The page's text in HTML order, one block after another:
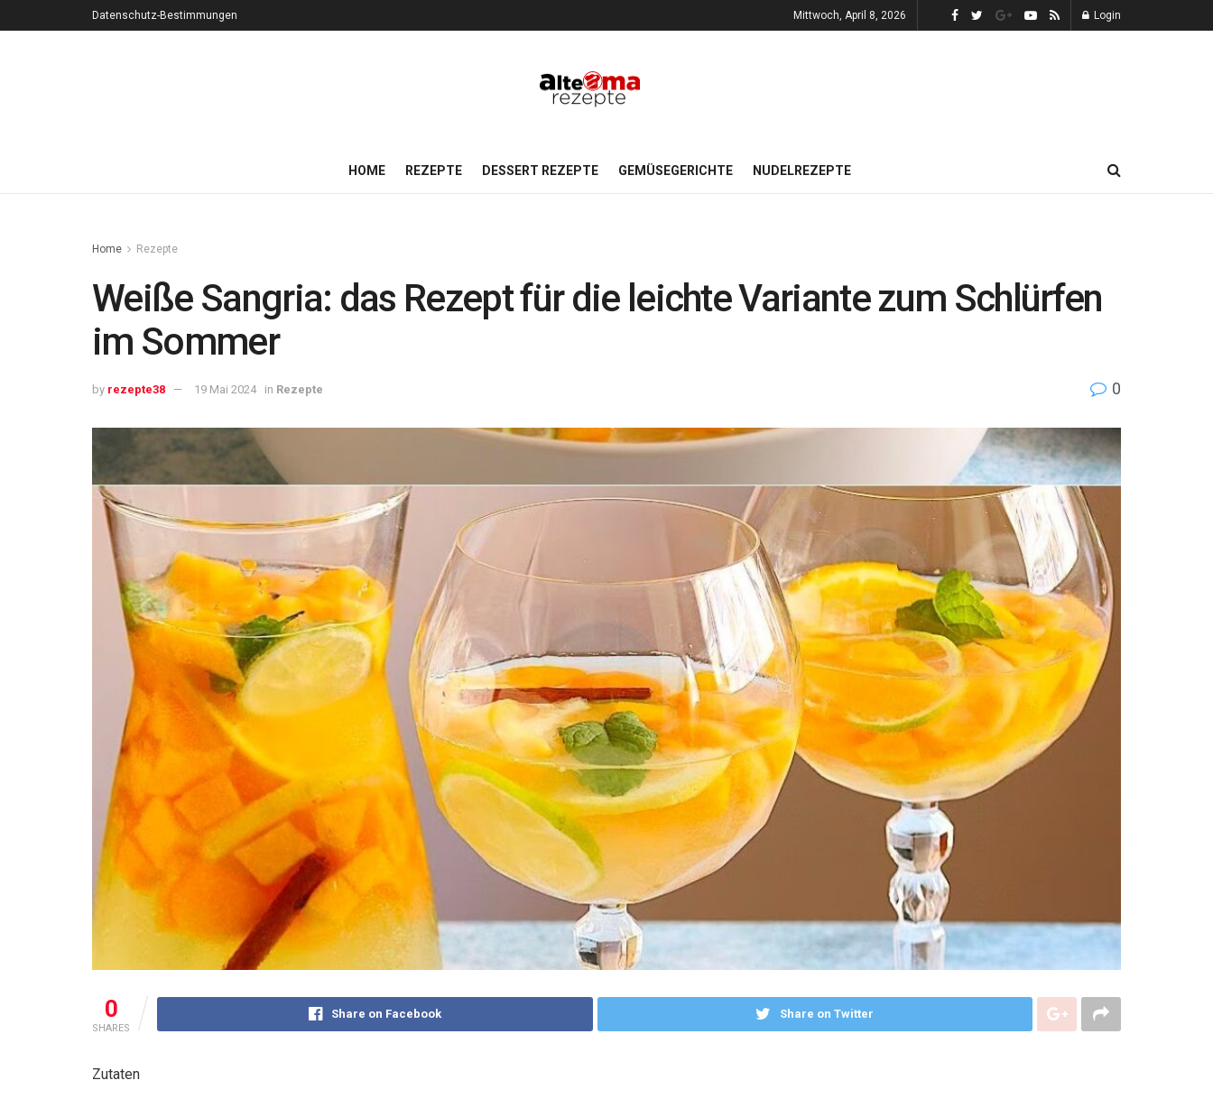
Datenschutz-Bestimmungen Mittwoch, April 8, 2026 Login
HOME REZEPTE DESSERT REZEPTE GEMÜSEGERICHTE NUDELREZEPTE
Home Rezepte
Weiße Sangria: das Rezept für die leichte Variante zum Schlürfen
im Sommer
by rezepte38 19 Mai 2024 in Rezepte 0
0
SHARES
Share on Facebook Share on Twitter
Zutaten